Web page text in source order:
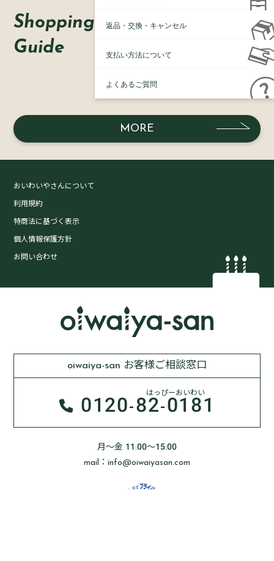
Shopping
Guide
MORE
返品・交換・キャンセル
支払い方法について
よくあるご質問
おいわいやさんについて
利用規約
特商法に基づく表示
個人情報保護方針
お問い合わせ
oiwaiya-san お客様ご相談窓口
0120-82-0181
はっぴーおいわい
月～金 11:00～15:00
mail：info@oiwaiyasan.com